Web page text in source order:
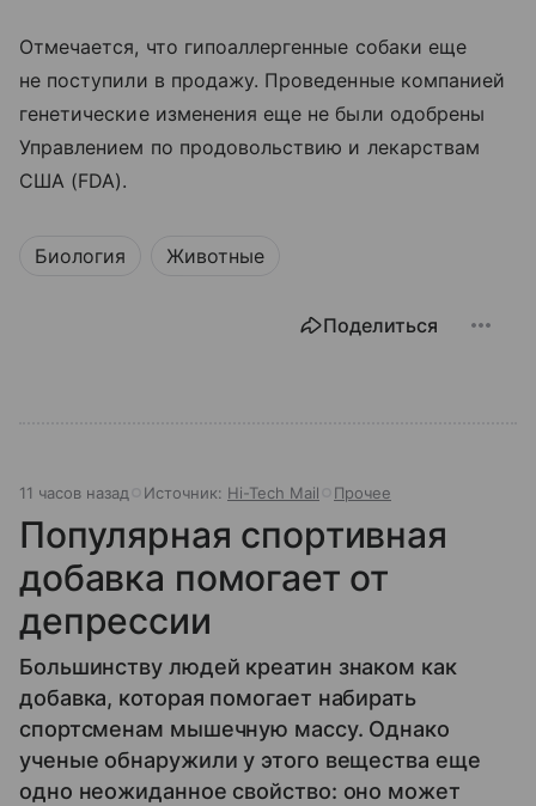
Отмечается, что гипоаллергенные собаки еще
не поступили в продажу. Проведенные компанией
генетические изменения еще не были одобрены
Управлением по продовольствию и лекарствам
США (FDA).
Биология Животные
Поделиться
11 часов назад Источник: Hi-Tech Mail Прочее
Популярная спортивная
добавка помогает от
депрессии
Большинству людей креатин знаком как
добавка, которая помогает набирать
спортсменам мышечную массу. Однако
ученые обнаружили у этого вещества еще
одно неожиданное свойство: оно может